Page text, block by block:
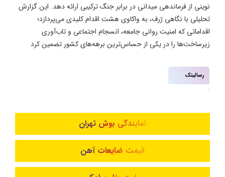
نوینی از فرماندهی میدانی در برابر جنگ ترکیبی ارائه دهد. این گزارش
تحلیلی با نگاهی ژرف، به واکاوی هشت اقدام کلیدی می‌پردازد؛
اقداماتی که امنیت روانی جامعه، انسجام اجتماعی و تاب‌آوری
زیرساخت‌ها را در یکی از حساس‌ترین برهه‌های کشور تضمین کرد
رسالینک
نمایندگی بوش تهران
قیمت ضایعات آهن